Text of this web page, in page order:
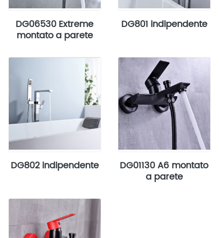
DG06530 Extreme
montato a parete
DG801 indipendente
DG802 indipendente DG01130 A6 montato
a parete